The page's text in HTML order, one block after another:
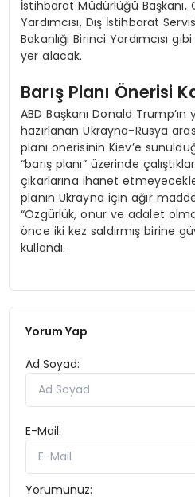
İstihbarat Müdürlüğü Başkanı,
Yardımcısı, Dış İstihbarat
Bakanlığı Birinci Yardımcısı
yer alacak.
Barış Planı Önerisi
ABD Başkanı Donald
hazırlanan Ukrayna-Rusya
planı önerisinin Kiev’e
“barış planı” üzerinde
çıkarlarına ihanet
planın Ukrayna için ağır
“Özgürlük, onur ve adalet
önce iki kez saldırmış birine
kullandı.
Yorum Yap
Ad Soyad:
E-Mail:
Yorumunuz: